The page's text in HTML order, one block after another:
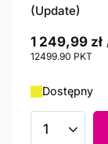
(Update)
1 249,99 zł
12499.90 PKT
Dostępny
Ilość